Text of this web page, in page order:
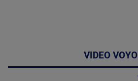
VIDEO VOYO